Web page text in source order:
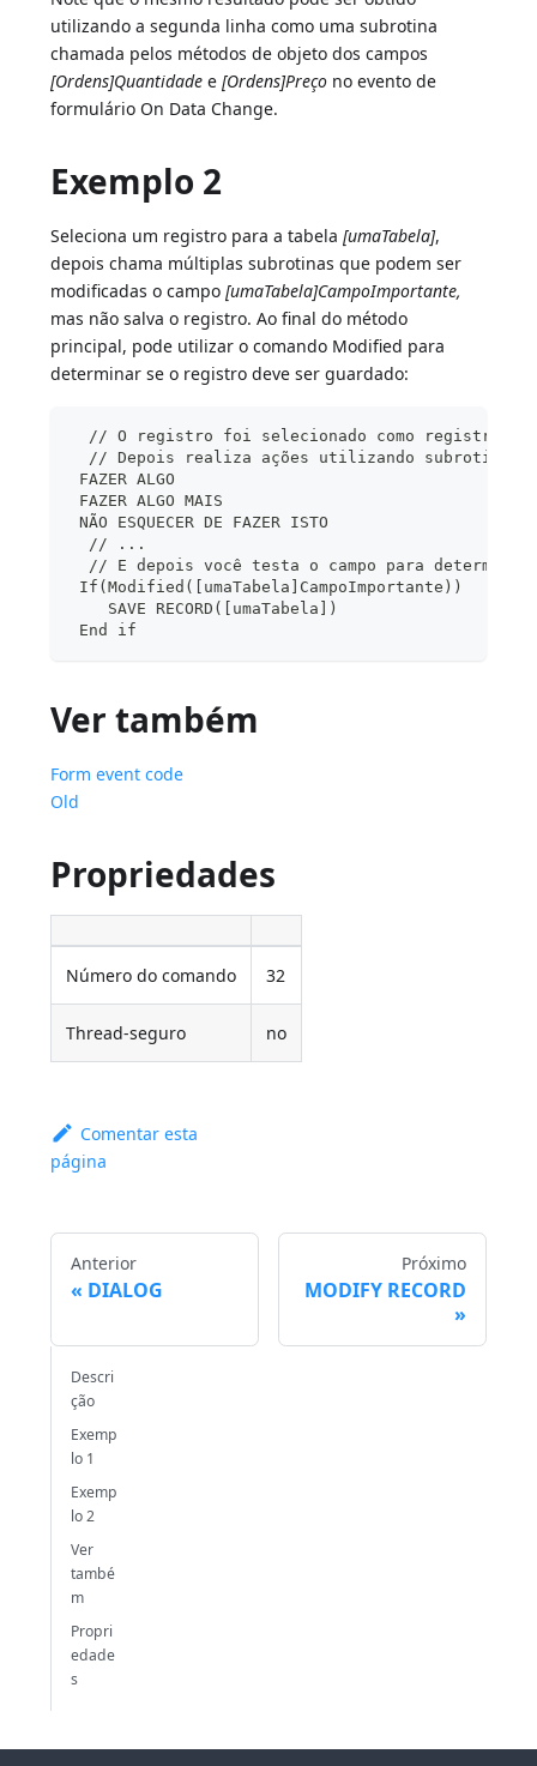
utilizando a segunda linha como uma subrotina
chamada pelos métodos de objeto dos campos
[Ordens]Quantidade e[Ordens]Preço no evento de
formulário On Data Change.
Exemplo 2
Seleciona um registro para a tabela[umaTabela],
depois chama múltiplas subrotinas que podem ser
modificadas o campo[umaTabela]CampoImportante,
mas não salva o registro. Ao final do método
principal, pode utilizar o comando Modified para
determinar se o registro deve ser guardado:
// O registro foi selecionado como registro
// Depois realiza ações utilizando subrotinas
FAZER ALGO
FAZER ALGO MAIS
NÃO ESQUECER DE FAZER ISTO
// ...
// E depois você testa o campo para
If(Modified([umaTabela]CampoImportante))
SAVE RECORD([umaTabela])
End if
Ver também
Form event code
Old
Propriedades
Número do comando 32
Thread-seguro no
Comentar esta
página
Anterior
DIALOG
Próximo
MODIFY RECORD
Descri
ção
Exemp
lo 1
Exemp
lo 2
Ver
també
m
Propri
edade
s